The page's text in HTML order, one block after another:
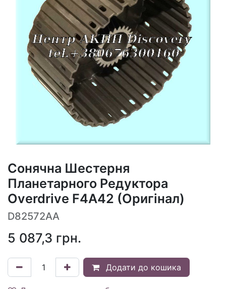
Сонячна Шестерня
Планетарного Редуктора
Overdrive F4A42 (Оригінал)
D82572AA
5 087,3 грн.
Додати до кошика